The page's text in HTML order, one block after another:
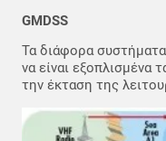
GMDSS
Τα διάφορα συστήματα
να είναι εξοπλισμένα
την έκταση της